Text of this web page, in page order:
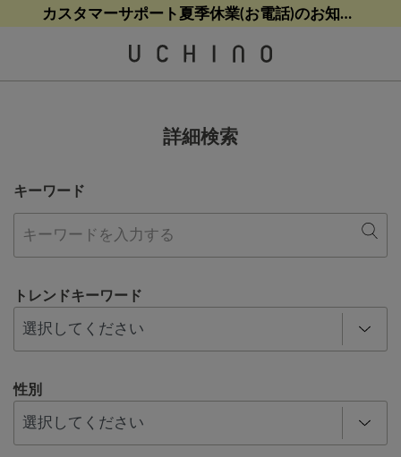
熊本地震等の影響によるお荷物配送について
【8/9(日)9:59まで！】最大10%ポイントバックカスタマーサポート夏季休業(お電話)のお知らせ
熊本地震等の影響によるお荷物配送について
【8/9(日)9:59まで！】最大10%ポイントバック
詳細検索
キーワード
トレンドキーワード
性別